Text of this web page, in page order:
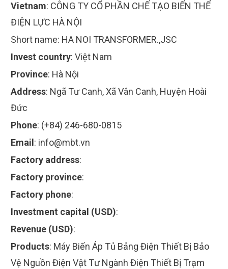
Vietnam: CÔNG TY CỔ PHẦN CHẾ TẠO BIẾN THỂ
ĐIỆN LỰC HÀ NỘI
Short name: HA NOI TRANSFORMER.,JSC
Invest country: Việt Nam
Province: Hà Nội
Address: Ngã Tư Canh, Xã Vân Canh, Huyện Hoài
Đức
Phone: (+84) 246-680-0815
Email : info@mbt.vn
Factory address:
Factory province:
Factory phone:
Investment capital (USD):
Revenue (USD):
Products: Máy Biến Áp Tủ Bảng Điện Thiết Bị Bảo
Vệ Nguồn Điện Vật Tư Ngành Điện Thiết Bị Trạm